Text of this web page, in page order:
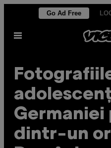
content
Go Ad Free
Open
Germaniei
dintr-un